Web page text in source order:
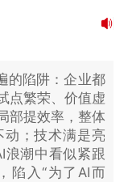
的陷阱：企业都
点繁荣、价值虚
部提效率，整体
；技术满是亮
浪潮中看似紧跟
陷入“为了AI而